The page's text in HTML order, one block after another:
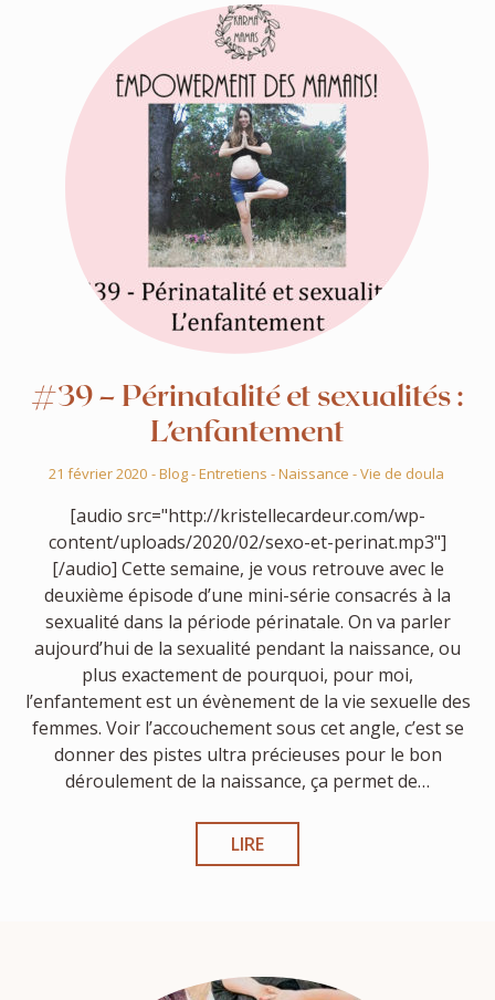
#39 – Périnatalité et sexualités :
L’enfantement
21 février 2020 -Blog-Entretiens -Naissance -Vie de doula
[audio src="http://kristellecardeur.com/wp-
content/uploads/2020/02/sexo-et-perinat.mp3"]
[/audio] Cette semaine, je vous retrouve avec le
deuxième épisode d’une mini-série consacrés à la
sexualité dans la période périnatale. On va parler
aujourd’hui de la sexualité pendant la naissance, ou
plus exactement de pourquoi, pour moi,
l’enfantement est un évènement de la vie sexuelle des
femmes. Voir l’accouchement sous cet angle, c’est se
donner des pistes ultra précieuses pour le bon
déroulement de la naissance, ça permet de…
LIRE